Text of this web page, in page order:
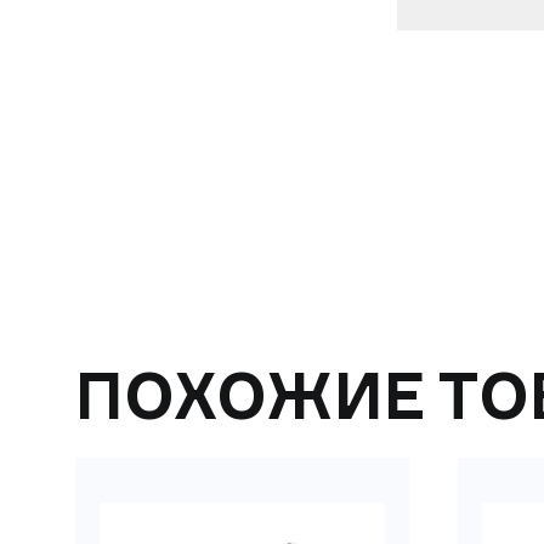
ПОХОЖИЕ